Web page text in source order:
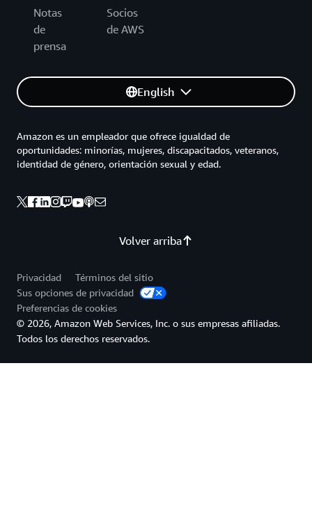
Notas
de
prensa
Socios
de AWS
English
Volver arriba
Amazon es un empleador que ofrece igualdad de
oportunidades: minorías, mujeres, discapacitados, veteranos,
identidad de género, orientación sexual y edad.
Privacidad
Términos del sitio
Sus opciones de privacidad
Preferencias de cookies
© 2026, Amazon Web Services, Inc. o sus empresas afiliadas.
Todos los derechos reservados.